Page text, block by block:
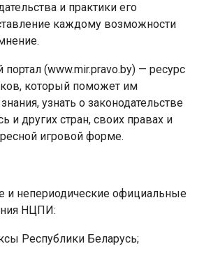
и практики его
каждому возможности
(www.mir.pravo.by) — ресурс
который поможет им
узнать о законодательстве
и других стран, своих правах и
игровой форме.
и непериодические официальные
НЦПИ:
Республики Беларусь;